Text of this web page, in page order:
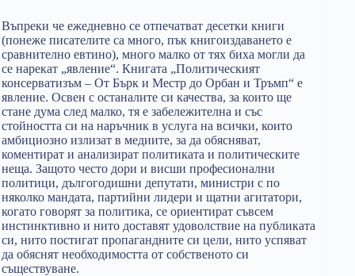
Въпреки че ежедневно се отпечатват десетки книги
(понеже писателите са много, пък книгоиздаването е
сравнително евтино), много малко от тях биха могли да
се нарекат „явление“. Книгата „Политическият
консерватизъм – От Бърк и Местр до Орбан и Тръмп“ е
явление. Освен с останалите си качества, за които ще
стане дума след малко, тя е забележителна и със
стойността си на наръчник в услуга на всички, които
амбициозно излизат в медиите, за да обясняват,
коментират и анализират политиката и политическите
неща. Защото често дори и висши професионални
политици, дългогодишни депутати, министри с по
няколко мандата, партийни лидери и щатни агитатори,
когато говорят за политика, се ориентират съвсем
инстинктивно и нито доставят удоволствие на публиката
си, нито постигат пропагандните си цели, нито успяват
да обяснят необходимостта от собственото си
съществуване.